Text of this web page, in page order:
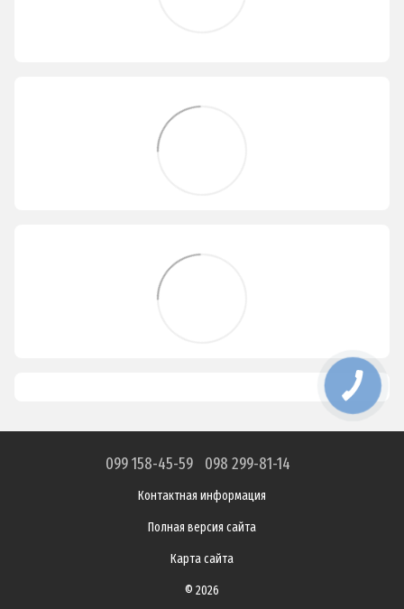
099 158-45-59 098 299-81-14
Контактная информация
Полная версия сайта
Карта сайта
© 2026